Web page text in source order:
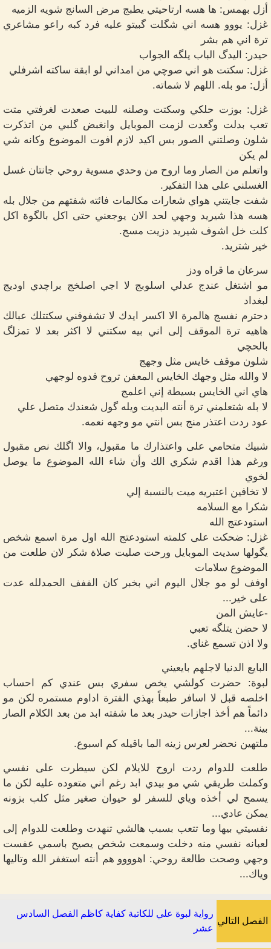
أزل بهمس: ها هسه ارتاحيتي يطبج مرض السانج شويه الزميه
غزل: يووو هسه اني شگلت گبيتو عليه فرد کبه راعو مشاعري
ترة اني هم بشر
حيدر: اليدگ الباب يلگه الجواب
غزل: سكتت هو اني صوچي من امداني لو ابقة ساكته اشرفلي
أزل: مو بله. اللهم لا شماته.
غزل: بوزت حلكي وسكتت وصلنه للبيت صعدت لغرفتي متت
تعب بدلت وگعدت لزمت الموبايل وانغبض گلبي من اتذكرت
شلون وصلتني الصور بس اكيد لازم افوت الموضوع وكانه شي
لم يكن
واتعلم من الصار وما اروح من وحدي مسوية روحي جانتان غسل
الغسلني على هذا التفكير.
شفت جايتني هواي شعارات مكالمات فائته شفتهم من جلال بله
هسه هذا شيريد وجهي لحد الان يوجعني حتى اكل بالگوة اكل
كلت خل اشوف شيريد دزيت مسج.
خير شتريد.
سرعان ما قراه ودز
مو اشتغل عندج عدلي اسلوبج لا اجي اصلخج براچدي اوديج
لبغداد
دحترم نفسج هالمرة الا اكسر ايدك لا تشفوفني سكتتلك عبالك
هاهيه ترة الموقف إلى اني بيه سكتني لا اكثر بعد لا تمزلگ
بالحچي
شلون موقف خايس مثل وجهج
لا والله مثل وجهك الخايس المعفن تروح فدوه لوجهي
هاي اني الخايس بسيطة إني اعلمج
لا بله شتعلمني ترة أنته البديت ويله گول شعندك متصل علي
عود ردت اعتذر منج بس انتي مو وجهه نعمه.
شبيك متحامي على واعتذارك ما مقبول، والا اگلك نص مقبول
ورغم هذا اقدم شكري الك وأن شاء الله الموضوع ما يوصل
لخوي
لا تخافين اعتبريه ميت بالنسبة إلي
شكرا مع السلامه
استودعتج الله
غزل: ضحكت على كلمته استودعتج الله اول مرة اسمع شخص
يگولها سديت الموبايل ورحت صليت صلاة شكر لان طلعت من
الموضوع سلامات
اوفف لو مو جلال اليوم اني بخبر كان الففف الحمدلله عدت
على خير...
-عايش المن
لا حضن يتلگه تعبي
ولا اذن تسمع غناي.
البايع الدنيا لاجلهم بايعيني
لبوة: حضرت كولشي يخص سفري بس عندي كم احساب
اخلصه قبل لا اسافر طبعاً بهذي الفترة اداوم مستمره لكن مو
دائماً هم أخذ اجازات حيدر بعد ما شفته ابد من بعد الكلام الصار
بينة...
ملتهين نحضر لعرس زينه الما باقيله كم اسبوع.
طلعت للدوام ردت اروح للايلام لكن سيطرت على نفسي
وكملت طريقي شي مو بيدي ابد رغم اني متعوده عليه لكن ما
يسمح لي أخذه وياي للسفر لو حيوان صغير مثل كلب بزونه
يمكن عادي...
نفسيتي بيها وما تتعب بسبب هالشي تنهدت وطلعت للدوام إلى
لعبانه نفسي منه دخلت وسمعت شخص يصيح باسمي عفست
وجهي وصحت طالعة روحي: اهوووو هم أنته استغفر الله وتاليها
وياك...
الفصل التالي
رواية لبوة علي للكاتبة كفاية كاظم الفصل السادس
عشر